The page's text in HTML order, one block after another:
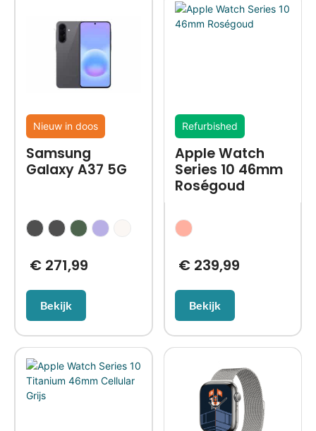
Nieuw in doos
Samsung
Galaxy A37 5G
€271,99
Bekijk
Refurbished
Apple Watch
Series 10 46mm
Roségoud
€ 239,99
Bekijk